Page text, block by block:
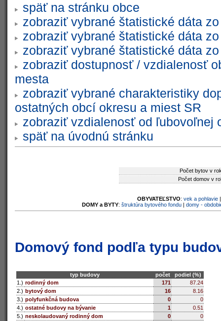
späť na stránku obce
zobraziť vybrané štatistické dáta
zobraziť vybrané štatistické dáta
zobraziť vybrané štatistické dáta
zobraziť dostupnosť / vzdialenosť
mesta
zobraziť vybrané charakteristiky
ostatných obcí okresu a miest SR
zobraziť vzdialenosť od ľubovoľnej
späť na úvodnú stránku
Počet bytov v
Počet domov v
OBYVATEĽSTVO: vek a pohlavie
DOMY a BYTY: štruktúra bytového fondu| domy -
Domový fond podľa typu
typ budovy počet
podiel (%)
1.) rodinný dom 171
87.24
2.) bytový dom 16
8.16
3.) polyfunkčná budova 0
0
4.) ostatné budovy na bývanie 1
0.51
5.) neskolaudovaný rodinný dom 0
0